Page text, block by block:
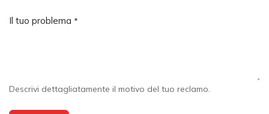
Il tuo problema *
Descrivi dettagliatamente il motivo del tuo reclamo.